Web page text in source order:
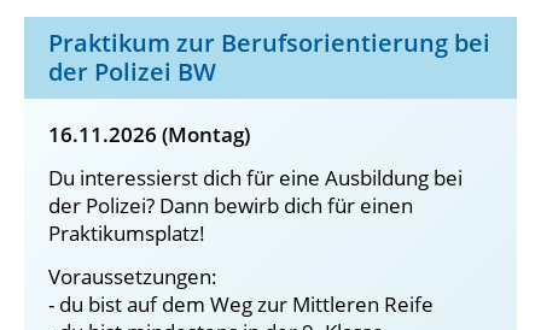
Praktikum zur Berufsorientierung bei
der Polizei BW
16.11.2026 (Montag)
Du interessierst dich für eine Ausbildung bei
der Polizei? Dann bewirb dich für einen
Praktikumsplatz!
Voraussetzungen:
- du bist auf dem Weg zur Mittleren Reife